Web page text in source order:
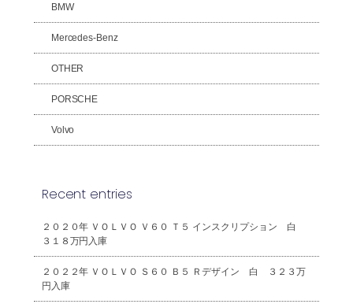
BMW
Mercedes-Benz
OTHER
PORSCHE
Volvo
Recent entries
２０２０年 ＶＯＬＶＯ Ｖ６０ Ｔ５ インスクリプション 白
３１８万円入庫
２０２２年 ＶＯＬＶＯ Ｓ６０ Ｂ５ Ｒデザイン 白 ３２３万
円入庫